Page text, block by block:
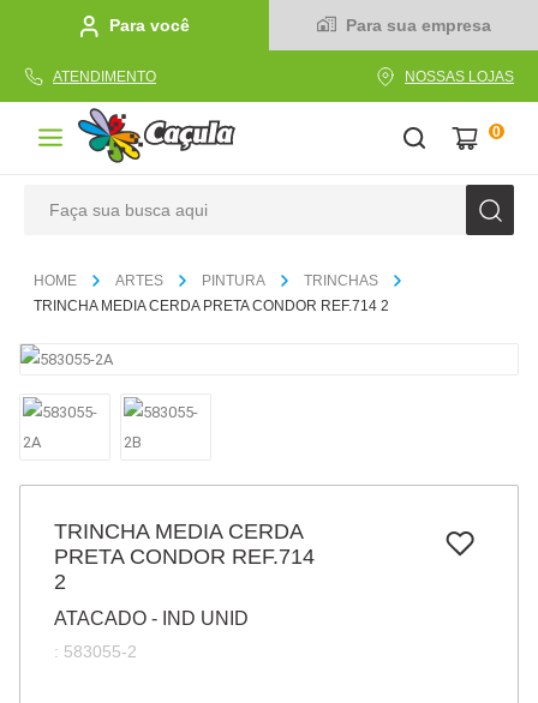
Para você Para sua empresa
ATENDIMENTO NOSSAS LOJAS
0
ARTES PINTURA
TRINCHAS
TRINCHA MEDIA CERDA PRETA CONDOR REF.714 2
TRINCHA MEDIA CERDA
PRETA CONDOR REF.714
2
ATACADO - IND UNID
: 583055-2
1º caderno
2
papel